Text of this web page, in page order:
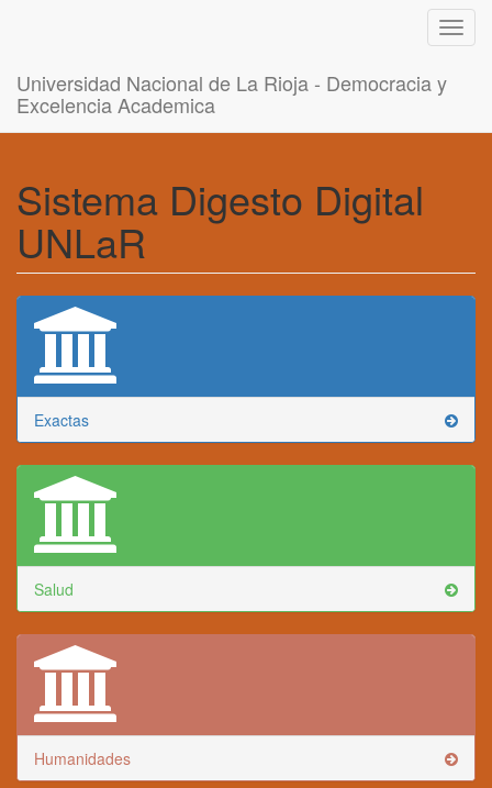
Universidad Nacional de La Rioja - Democracia y
Excelencia Academica
Sistema Digesto Digital
UNLaR
Exactas
Salud
Humanidades